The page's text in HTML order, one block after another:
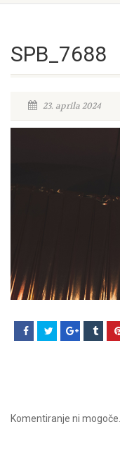
SPB_7688
23. aprila 2024
Komentiranje ni mogoče.